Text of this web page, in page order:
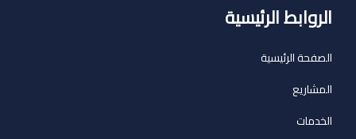
الروابط الرئيسية
الصفحة الرئيسية
المشاريع
الخدمات